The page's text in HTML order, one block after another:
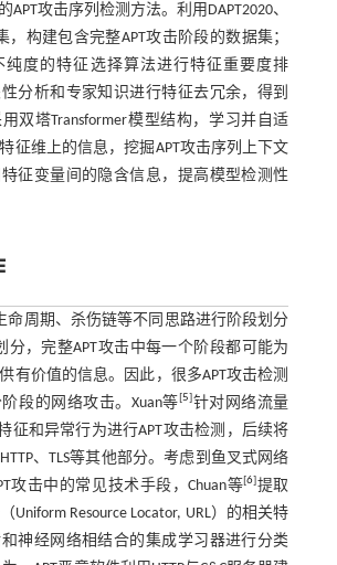
APT攻击序列检测方法。利用DAPT2020、
，构建包含完整APT攻击阶段的数据集；
纯度的特征选择算法进行特征重要度排
分析和专家知识进行特征去冗余，得到
双塔Transformer模型结构，学习并自适
征维上的信息，挖掘APT攻击序列上下文
征变量间的隐含信息，提高模型检测性
命周期、杀伤链等不同思路进行阶段划分
分，完整APT攻击中每一个阶段都可能为
有价值的信息。因此，很多APT攻击检测
段的网络攻击。Xuan等 [5 针对网络流量
征和异常行为进行APT攻击检测，后续将
、TLS等其他部分。考虑到鱼叉式网络
攻击中的常见技术手段，Chuan等 [6 提取
Uniform Resource Locator, URL）的相关特
神经网络相结合的集成学习器进行分类